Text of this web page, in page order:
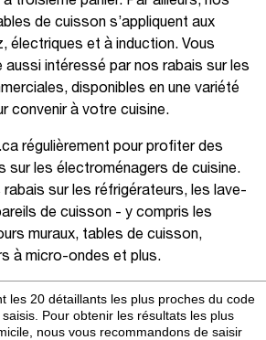
de cuisson s’appliquent aux
électriques et à induction. Vous
intéressé par nos rabais sur les
disponibles en une variété
convenir à votre cuisine.
régulièrement pour profiter des
sur les électroménagers de cuisine.
sur les réfrigérateurs, les lave-
de cuisson - y compris les
muraux, tables de cuisson,
à micro-ondes et plus.
les 20 détaillants les plus proches du code
Pour obtenir les résultats les plus
nous vous recommandons de saisir